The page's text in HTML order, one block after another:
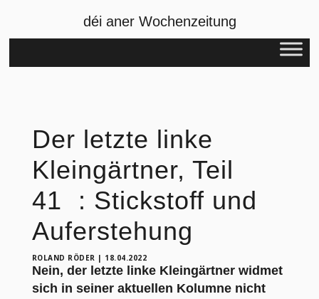
déi aner Wochenzeitung
Der letzte linke
Kleingärtner, Teil
41 : Stickstoff und
Auferstehung
ROLAND RÖDER | 18.04.2022
Nein, der letzte linke Kleingärtner widmet
sich in seiner aktuellen Kolumne nicht